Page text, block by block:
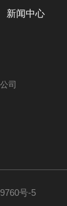
新闻中心
司
号-5